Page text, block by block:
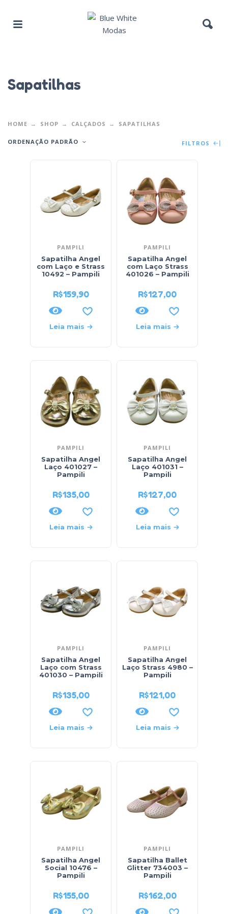
Sapatilhas
HOME SHOP CALÇADOS SAPATILHAS
ORDENAÇÃO PADRÃO FILTROS
PAMPILI
Sapatilha Angel
com Laço e Strass
10492 – Pampili
R$159,90
Leia mais
PAMPILI
Sapatilha Angel
com Laço Strass
401026 – Pampili
R$127,00
Leia mais
PAMPILI
Sapatilha Angel
Laço 401027 –
Pampili
R$135,00
Leia mais
PAMPILI
Sapatilha Angel
Laço 401031 –
Pampili
R$127,00
Leia mais
PAMPILI
Sapatilha Angel
Laço com Strass
401030 – Pampili
R$135,00
Leia mais
PAMPILI
Sapatilha Angel
Laço Strass 4980 –
Pampili
R$121,00
Leia mais
PAMPILI
Sapatilha Angel
Social 10476 –
Pampili
R$155,00
PAMPILI
Sapatilha Ballet
Glitter 734003 –
Pampili
R$162,00